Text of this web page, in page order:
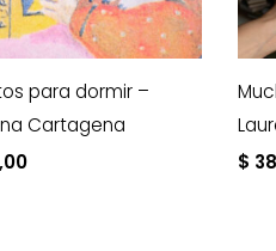
para dormir –
Cartagena
$